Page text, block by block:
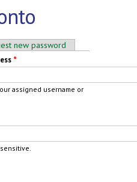
new password
*
assigned username or